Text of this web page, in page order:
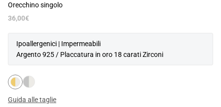
Orecchino singolo
36,00€
Ipoallergenici | Impermeabili
Argento 925 / Placcatura in oro 18 carati Zirconi
Guida alle taglie